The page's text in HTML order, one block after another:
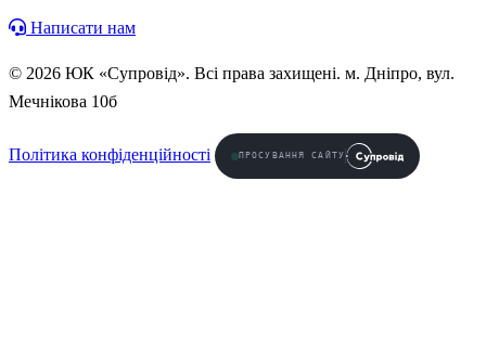
Написати нам
© 2026 ЮК «Супровід». Всі права захищені. м. Дніпро, вул.
Мечнікова 10б
Політика конфіденційності ПРОСУВАННЯ САЙТУ